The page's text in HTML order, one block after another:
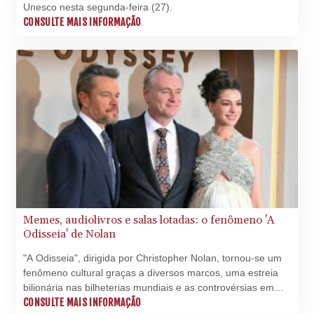
UAH 51.580034
UGX
4299.088703
USD 1.154361
UYU 46.347053
UZS
13702.346382
VES 870.632244
VND
30284.090289
VUV 137.76641
XAG 0.018634
XAU 0.00027
XCD 3.119719
Unesco nesta segunda-feira (27).
CONSULTE MAIS INFORMAÇÃO
Memes, audiolivros e salas lotadas: o fenômeno 'A
Odisseia' de Nolan
"A Odisseia", dirigida por Christopher Nolan, tornou-se um
fenômeno cultural graças a diversos marcos, uma estreia
bilionária nas bilheterias mundiais e as controvérsias em
torno de seu elenco.
CONSULTE MAIS INFORMAÇÃO